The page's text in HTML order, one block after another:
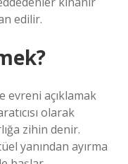
edilir.
evreni açıklamak
olarak
zihin denir.
yanından ayırma